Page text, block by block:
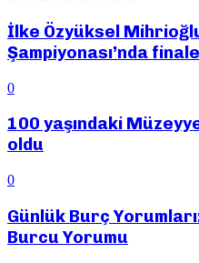
İlke Özyüksel
Şampiyonası’nda finale
0
100 yaşındaki
oldu
0
Günlük Burç
Burcu Yorumu